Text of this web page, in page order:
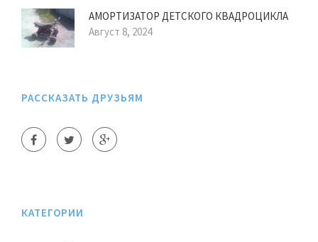
АМОРТИЗАТОР ДЕТСКОГО КВАДРОЦИКЛА
Август 8, 2024
РАССКАЗАТЬ ДРУЗЬЯМ
КАТЕГОРИИ